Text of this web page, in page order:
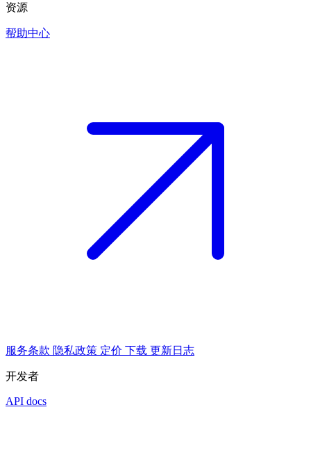
资源
帮助中心
服务条款 隐私政策 定价 下载 更新日志
开发者
API docs